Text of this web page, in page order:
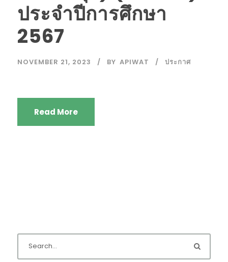
ประจำปีการศึกษา
2567
NOVEMBER 21, 2023 BY APIWAT ประกาศ
Read More